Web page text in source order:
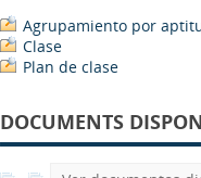
Agrupamiento por
Clase
Plan de clase
DOCUMENTS